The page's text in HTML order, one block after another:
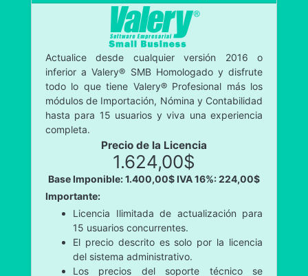
Actualice desde cualquier versión 2016 o
inferior a Valery® SMB Homologado y disfrute
todo lo que tiene Valery® Profesional más los
módulos de Importación, Nómina y Contabilidad
hasta para 15 usuarios y viva una experiencia
completa.
Precio de la Licencia
1.624,00$
Base Imponible: 1.400,00$ IVA 16%: 224,00$
Importante:
Licencia Ilimitada de actualización para
15 usuarios concurrentes.
El precio descrito es solo por la licencia
del sistema administrativo.
Los precios del soporte técnico se